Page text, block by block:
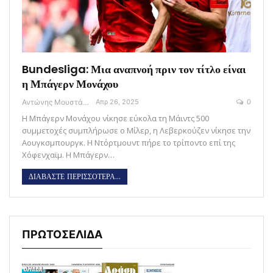
Bundesliga: Μια αναπνοή πριν τον τίτλο είναι
η Μπάγερν Μονάχου
Αντώνης Μουστάκας Απρ 26, 2025 0
Η Μπάγερν Μονάχου νίκησε εύκολα τη Μάιντς 500
συμμετοχές συμπλήρωσε ο Μίλερ, η Λεβερκούζεν νίκησε την
Αουγκσμπουργκ. Η Ντόρτμουντ πήρε το τρίποντο επί της
Χόφενχαϊμ. Η Μπάγερν…
ΔΙΑΒΑΣΤΕ ΠΕΡΙΣΣΟΤΕΡΑ...
ΠΡΩΤΟΣΕΛΙΔΑ